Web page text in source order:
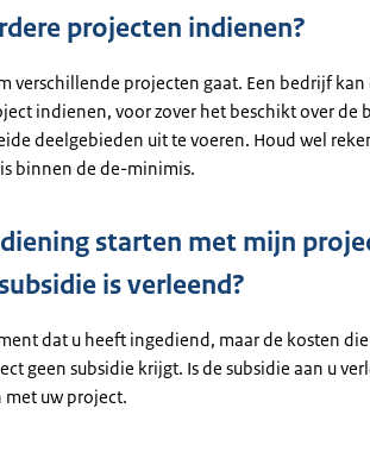
projecten indienen?
verschillende projecten gaat. Een bedrijf
indienen, voor zover het beschikt over de
deelgebieden uit te voeren. Houd wel
binnen de de-minimis.
starten met mijn
is verleend?
dat u heeft ingediend, maar de kosten
geen subsidie krijgt. Is de subsidie aan u
met uw project.